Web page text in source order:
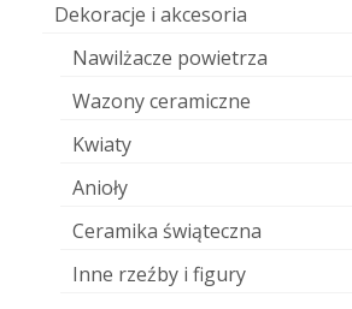
Dekoracje i akcesoria
Nawilżacze powietrza
Wazony ceramiczne
Kwiaty
Anioły
Ceramika świąteczna
Inne rzeźby i figury